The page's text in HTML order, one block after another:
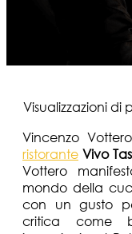
Visualizzazioni di
Vincenzo
ristorante Vivo
Vottero
mondo della
con un gusto
critica come